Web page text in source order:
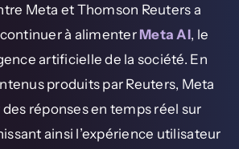
Meta et Thomson Reuters a
à alimenterMeta AI, le
artificielle de la société. En
produits par Reuters, Meta
réponses en temps réel sur
ainsi l’expérience utilisateur